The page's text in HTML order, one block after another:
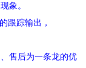
象。
跟踪输出，
售后为一条龙的优